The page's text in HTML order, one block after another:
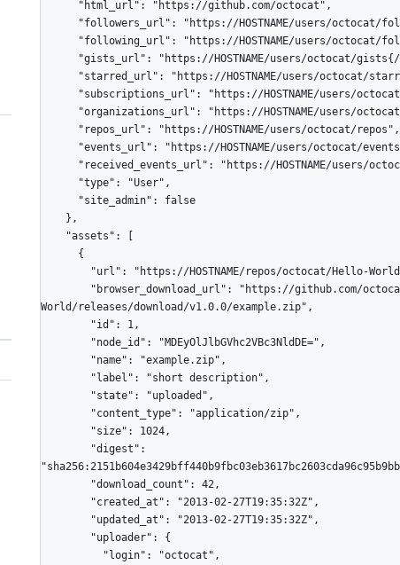
World/releases/download/v1.0.0/example.zip",